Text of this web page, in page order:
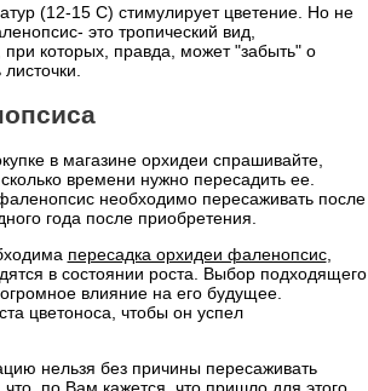
(12-15 С) стимулирует цветение. Но не
это тропический вид,
которых, правда, может "забыть" о
в магазине орхидеи спрашивайте,
времени нужно пересадить ее.
необходимо пересаживать после
года после приобретения.
пересадка орхидеи фаленопсис,
в состоянии роста. Выбор подходящего
влияние на его будущее.
цветоноса, чтобы он успел
нельзя без причины пересаживать